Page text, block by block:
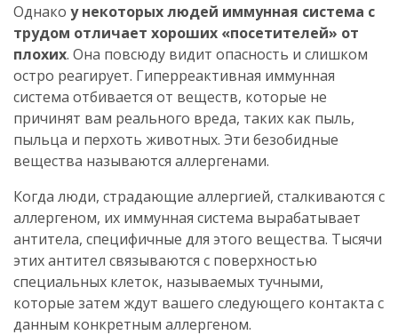
Однако у некоторых людей иммунная система с
трудом отличает хороших «посетителей» от
плохих. Она повсюду видит опасность и слишком
остро реагирует. Гиперреактивная иммунная
система отбивается от веществ, которые не
причинят вам реального вреда, таких как пыль,
пыльца и перхоть животных. Эти безобидные
вещества называются аллергенами.
Когда люди, страдающие аллергией, сталкиваются с
аллергеном, их иммунная система вырабатывает
антитела, специфичные для этого вещества. Тысячи
этих антител связываются с поверхностью
специальных клеток, называемых тучными,
которые затем ждут вашего следующего контакта с
данным конкретным аллергеном.